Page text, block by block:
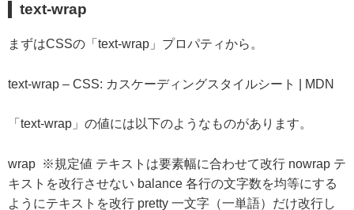
text-wrap
まずはCSSの「text-wrap」プロパティから。
text-wrap – CSS: カスケーディングスタイルシート | MDN
「text-wrap」の値には以下のようなものがあります。
wrap ※規定値 テキストは要素幅に合わせて改行 nowrap テ
キストを改行させない balance 各行の文字数を均等にする
ようにテキストを改行 pretty 一文字（一単語）だけ改行し